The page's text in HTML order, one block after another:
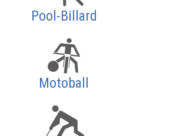
Pool-Billard
Motoball